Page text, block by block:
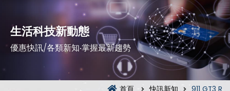
生活科技新動態
優惠快訊/各類新知‧掌握最新趨勢